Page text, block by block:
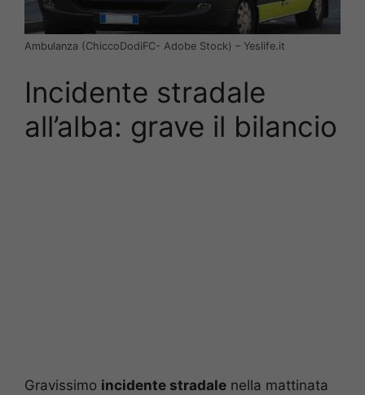
Ambulanza (ChiccoDodiFC- Adobe Stock) – Yeslife.it
Incidente stradale
all’alba: grave il bilancio
Gravissimo incidente stradale nella mattinata